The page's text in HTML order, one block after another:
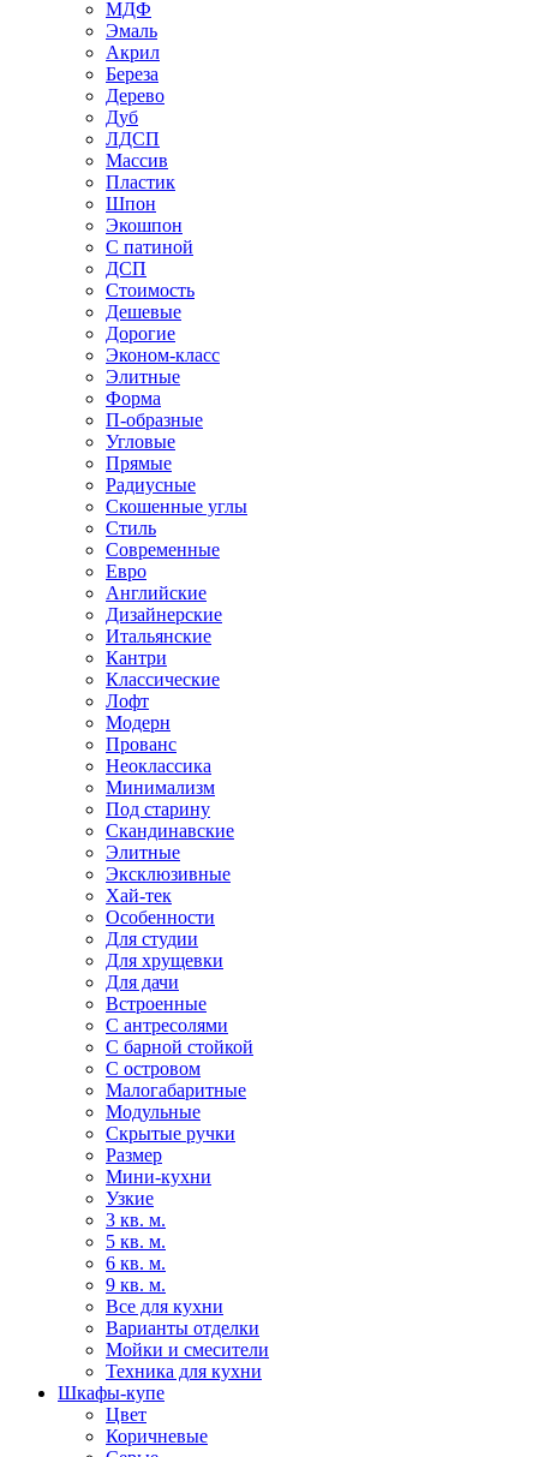
МДФ
Эмаль
Акрил
Береза
Дерево
Дуб
ЛДСП
Массив
Пластик
Шпон
Экошпон
С патиной
ДСП
Стоимость
Дешевые
Дорогие
Эконом-класс
Элитные
Форма
П-образные
Угловые
Прямые
Радиусные
Скошенные углы
Стиль
Современные
Евро
Английские
Дизайнерские
Итальянские
Кантри
Классические
Лофт
Модерн
Прованс
Неоклассика
Минимализм
Под старину
Скандинавские
Элитные
Эксклюзивные
Хай-тек
Особенности
Для студии
Для хрущевки
Для дачи
Встроенные
С антресолями
С барной стойкой
С островом
Малогабаритные
Модульные
Скрытые ручки
Размер
Мини-кухни
Узкие
3 кв. м.
5 кв. м.
6 кв. м.
9 кв. м.
Все для кухни
Варианты отделки
Мойки и смесители
Техника для кухни
Шкафы-купе
Цвет
Коричневые